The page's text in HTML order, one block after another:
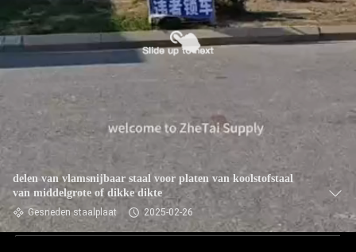
delen van vlamsnijbaar staal voor platen van koolstofstaal
van middelgrote of dikke dikte
Gesneden staalplaat 2025-02-26